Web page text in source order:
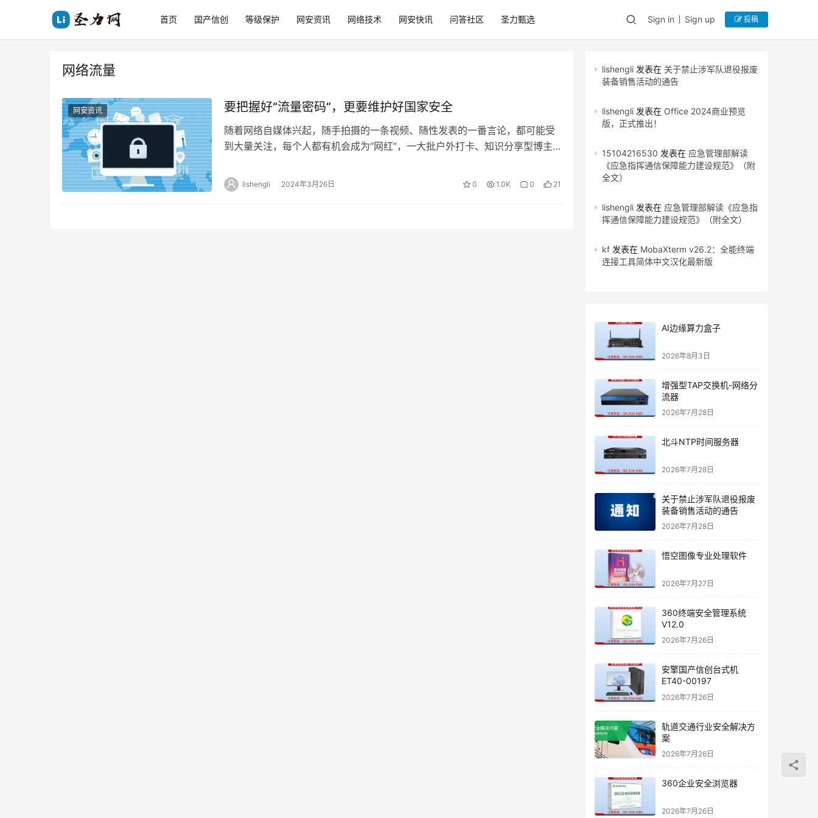
首页 国产信创 等级保护 网安资讯 网络技术 网安快讯 问答社区 圣力甄选 Sign in Sign up 投稿
网络流量
网安资讯 要把握好“流量密码”，更要维护好国家安全
随着网络自媒体兴起，随手拍摄的一条视频、随性发表的一番言论，都可能受
到大量关注，每个人都有机会成为“网红”，一大批户外打卡、知识分享型博主
lishengli 2024年3月26日 0 1.0K 0 21
lishengli 发表在 关于禁止涉军队退役报废
装备销售活动的通告
lishengli 发表在 Office 2024商业预览
版，正式推出！
15104216530 发表在 应急管理部解读
《应急指挥通信保障能力建设规范》（附
全文）
lishengli 发表在 应急管理部解读《应急指
挥通信保障能力建设规范》（附全文）
kf 发表在 MobaXterm v26.2：全能终端
连接工具简体中文汉化最新版
AI边缘算力盒子
2026年8月3日
增强型TAP交换机-网络分
流器
2026年7月28日
北斗NTP时间服务器
2026年7月28日
关于禁止涉军队退役报废
装备销售活动的通告
2026年7月28日
悟空图像专业处理软件
2026年7月27日
360终端安全管理系统
V12.0
2026年7月26日
安擎国产信创台式机
ET40-00197
2026年7月26日
轨道交通行业安全解决方
案
2026年7月26日
360企业安全浏览器
2026年7月26日